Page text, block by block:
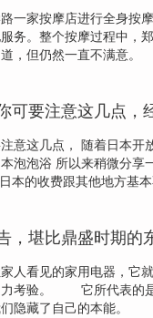
一家按摩店进行全身按
务。整个按摩过程中，
，但仍然一直不满意。
可要注意这几点，
意这几点， 随着日本开
泡泡浴 所以来稍微分享
本的收费跟其他地方基本
，堪比鼎盛时期的
人看见的家用电器，它
力考验。 它所代表的
们隐藏了自己的本能。